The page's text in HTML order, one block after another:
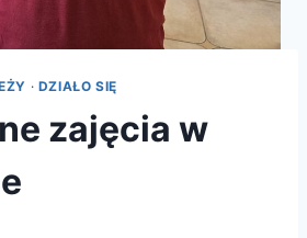
· DZIAŁO SIĘ
zajęcia w